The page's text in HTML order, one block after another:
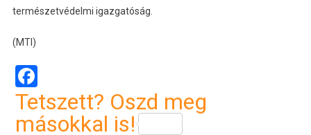
természetvédelmi igazgatóság.
(MTI)
Facebook
Tetszett? Oszd meg
másokkal is!